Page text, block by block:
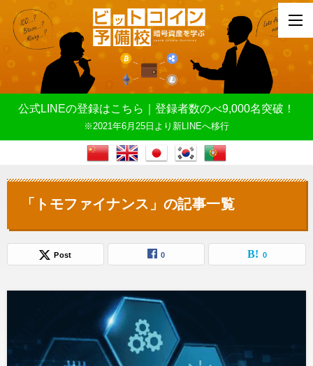
公式LINEの登録はこちら｜登録者数のべ9,000名突破！
※2021年6月25日より新LINEへ移行
「トモファイナンス」の記事一覧
Post 0 0